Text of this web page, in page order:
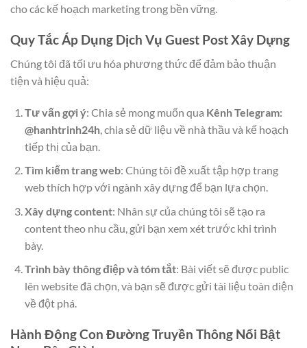
cho các kế hoạch marketing trong bền vững.
Quy Tắc Áp Dụng Dịch Vụ Guest Post Xây Dựng
Chúng tôi đã tối ưu hóa phương thức để đảm bảo thuận
tiện và hiệu quả:
Tư vấn gợi ý: Chia sẻ mong muốn qua Kênh Telegram:
@hanhtrinh24h, chia sẻ dữ liệu về nhà thầu và kế hoạch
tiếp thị của bạn.
Tìm kiếm trang web: Chúng tôi đề xuất tập hợp trang
web thích hợp với ngành xây dựng để bạn lựa chọn.
Xây dựng content: Nhân sự của chúng tôi sẽ tạo ra
content theo nhu cầu, gửi bạn xem xét trước khi trình
bày.
Trình bày thông điệp và tóm tắt: Bài viết sẽ được public
lên website đã chọn, và bạn sẽ được gửi tài liệu toàn diện
về đột phá.
Hành Động Con Đường Truyền Thông Nổi Bật